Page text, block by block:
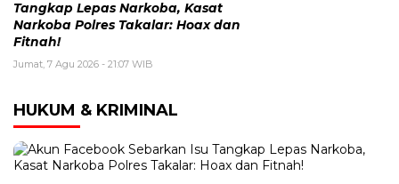
Tangkap Lepas Narkoba, Kasat
Narkoba Polres Takalar: Hoax dan
Fitnah!
Jumat, 7 Agu 2026 - 21:07 WIB
HUKUM & KRIMINAL